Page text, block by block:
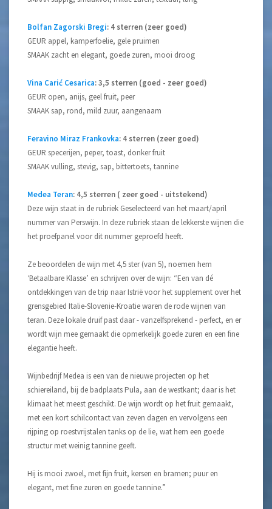
Bolfan Zagorski Bregi: 4 sterren (zeer goed)
GEUR appel, kamperfoelie, gele pruimen
SMAAK zacht en elegant, goede zuren, mooi droog
Vina Carić Cesarica: 3,5 sterren (goed - zeer goed)
GEUR open, anijs, geel fruit, peer
SMAAK sap, rond, mild zuur, aangenaam
Feravino Miraz Frankovka: 4 sterren (zeer goed)
GEUR specerijen, peper, toast, donker fruit
SMAAK vulling, stevig, sap, bittertoets, tannine
Medea Teran: 4,5 sterren ( zeer goed - uitstekend)
Deze wijn staat in de rubriek Geselecteerd van het maart/april
nummer van Perswijn. In deze rubriek staan de lekkerste wijnen die
het proefpanel voor dit nummer geproefd heeft.
Ze beoordelen de wijn met 4,5 ster (van 5), noemen hem
‘Betaalbare Klasse’ en schrijven over de wijn: “Een van dé
ontdekkingen van de trip naar Istrië voor het supplement over het
grensgebied Italie-Slovenie-Kroatie waren de rode wijnen van
teran. Deze lokale druif past daar - vanzelfsprekend - perfect, en er
wordt wijn mee gemaakt die opmerkelijk goede zuren en een fine
elegantie heeft.
Wijnbedrijf Medea is een van de nieuwe projecten op het
schiereiland, bij de badplaats Pula, aan de westkant; daar is het
klimaat het meest geschikt. De wijn wordt op het fruit gemaakt,
met een kort schilcontact van zeven dagen en vervolgens een
rijping op roestvrijstalen tanks op de lie, wat hem een goede
structur met weinig tannine geeft.
Hij is mooi zwoel, met fijn fruit, kersen en bramen; puur en
elegant, met fine zuren en goede tannine.”